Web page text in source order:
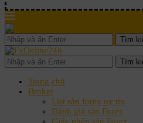
Tìm
Tìm
Trang chủ
Broker
List sàn forex uy tín
Đánh giá sàn Forex